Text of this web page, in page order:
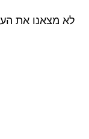
לא מצאנו את